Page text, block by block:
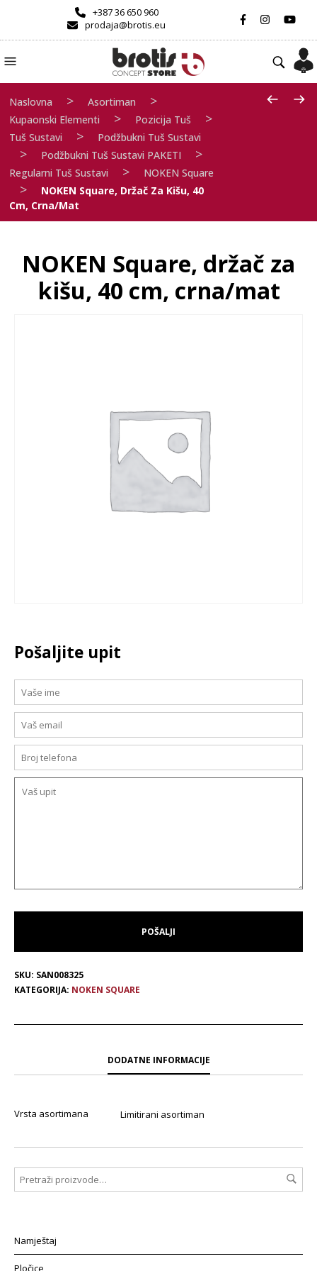
+387 36 650 960
prodaja@brotis.eu
Naslovna > Asortiman >
Kupaonski Elementi > Pozicija Tuš >
Tuš Sustavi > Podžbukni Tuš Sustavi
> Podžbukni Tuš Sustavi PAKETI >
Regularni Tuš Sustavi > NOKEN Square
>
NOKEN Square, Držač Za Kišu, 40
Cm, Crna/mat
NOKEN Square, držač za
kišu, 40 cm, crna/mat
Pošaljite upit
SKU: SAN008325
KATEGORIJA: NOKEN SQUARE
DODATNE INFORMACIJE
Vrsta asortimana Limitirani asortiman
Namještaj
Pločice